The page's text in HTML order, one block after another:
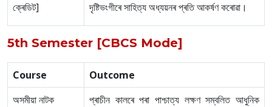
ক্ৰেডিট]
দৃষ্টিভংগীৰে সাহিত্য অধ্যয়নৰ প্ৰতি আকৰ্ষণ কৰোৱা।
5th Semester [CBCS Mode]
Course
Outcome
অসমীয়া নাটক
প্ৰাচীন কালৰে পৰা পাশ্চাত্য লক্ষণ সম্বলিত আধুনিক